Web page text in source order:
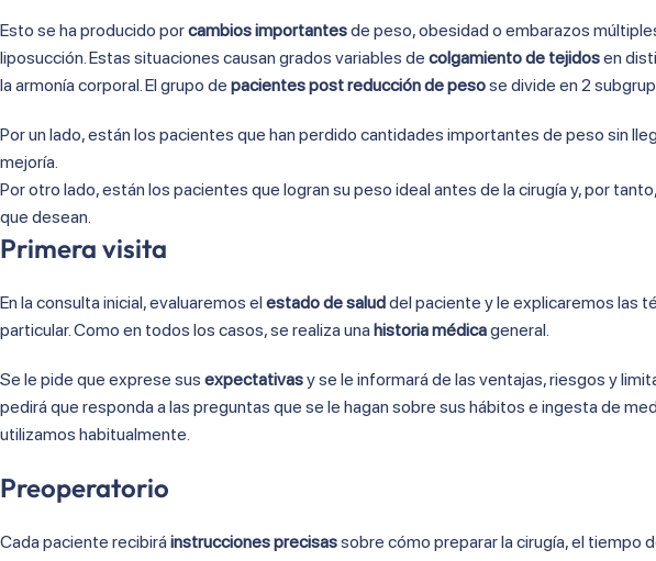
Esto se ha producido porcambios importantesde peso, obesidad o embarazos
liposucción. Estas situaciones causan grados variables de colgamiento de tejidosen
la armonía corporal. El grupo de pacientes post reducción de pesose divide en 2
Por un lado, están los pacientes que han perdido cantidades importantes de peso sin
mejoría.
Por otro lado, están los pacientes que logran su peso ideal antes de la cirugía y, por
que desean.
Primera visita
En la consulta inicial, evaluaremos elestado de saluddel paciente y le explicaremos las
particular. Como en todos los casos, se realiza una historia médicageneral.
Se le pide que exprese sus expectativasy se le informará de las ventajas, riesgos y
pedirá que responda a las preguntas que se le hagan sobre sus hábitos e ingesta de
utilizamos habitualmente.
Preoperatorio
Cada paciente recibirá instrucciones precisassobre cómo preparar la cirugía, el tiempo